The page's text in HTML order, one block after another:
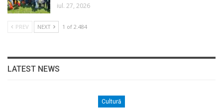
iul. 27, 2026
PREV NEXT 1 of 2.484
LATEST NEWS
Cultură